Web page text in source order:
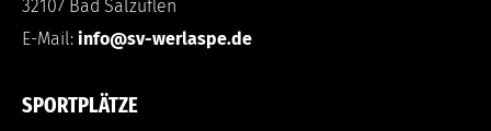
32107 Bad Salzuflen
E-Mail: info@sv-werlaspe.de
SPORTPLÄTZE